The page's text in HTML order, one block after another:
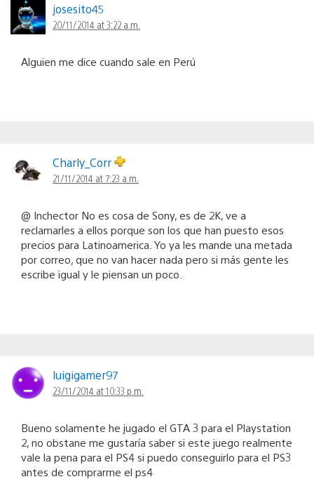
josesito45
20/11/2014 at 3:22 a.m.
Alguien me dice cuando sale en Perú
Charly_Corr
21/11/2014 at 7:23 a.m.
@ Inchector No es cosa de Sony, es de 2K, ve a
reclamarles a ellos porque son los que han puesto esos
precios para Latinoamerica. Yo ya les mande una metada
por correo, que no van hacer nada pero si más gente les
escribe igual y le piensan un poco.
luigigamer97
23/11/2014 at 10:33 p.m.
Bueno solamente he jugado el GTA 3 para el Playstation
2, no obstane me gustaría saber si este juego realmente
vale la pena para el PS4 si puedo conseguirlo para el PS3
antes de comprarme el ps4